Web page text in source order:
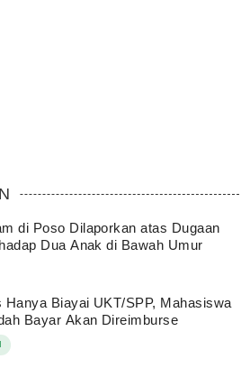
di Poso Dilaporkan atas Dugaan
Dua Anak di Bawah Umur
Hanya Biayai UKT/SPP, Mahasiswa
Bayar Akan Direimburse